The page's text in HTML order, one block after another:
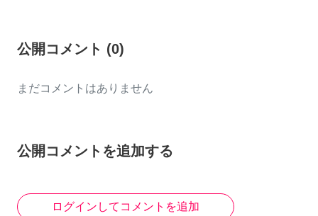
公開コメント (0)
まだコメントはありません
公開コメントを追加する
ログインしてコメントを追加